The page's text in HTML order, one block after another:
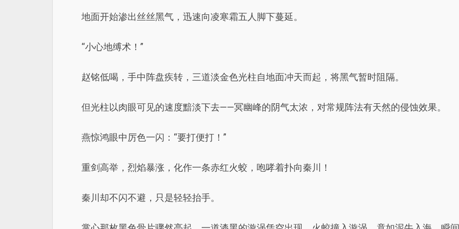
地面开始渗出丝丝黑气，迅速向凌寒霜五人脚下蔓延。
“小心地缚术！”
赵铭低喝，手中阵盘疾转，三道淡金色光柱自地面冲天而起，将黑气暂时阻隔。
但光柱以肉眼可见的速度黯淡下去——冥幽峰的阴气太浓，对常规阵法有天然的侵蚀效果。
燕惊鸿眼中厉色一闪：“要打便打！”
重剑高举，烈焰暴涨，化作一条赤红火蛟，咆哮着扑向秦川！
秦川却不闪不避，只是轻轻抬手。